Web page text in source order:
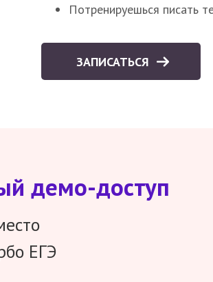
Потренируешься писать
ЗАПИСАТЬСЯ
демо-доступ
ЕГЭ